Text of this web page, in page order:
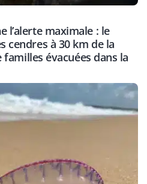
l’alerte maximale : le
cendres à 30 km de la
évacuées dans la